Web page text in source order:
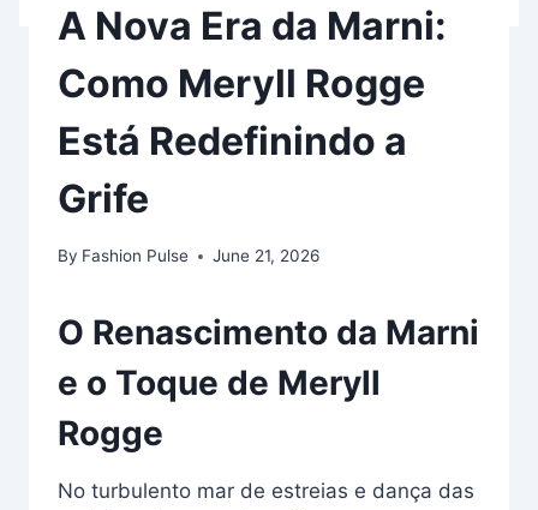
A Nova Era da Marni:
Como Meryll Rogge
Está Redefinindo a
Grife
By Fashion Pulse June 21, 2026
O Renascimento da Marni
e o Toque de Meryll
Rogge
No turbulento mar de estreias e dança das